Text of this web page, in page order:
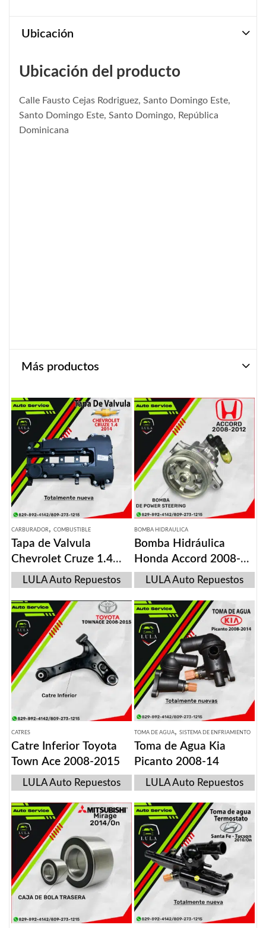
Ubicación
Ubicación del producto
Calle Fausto Cejas Rodriguez, Santo Domingo Este,
Santo Domingo Este, Santo Domingo, República
Dominicana
Más productos
CARBURADOR, COMBUSTIBLE
Tapa de Valvula
Chevrolet Cruze 1.4
2014LULA Auto Repuestos
BOMBA HIDRAULICA
Bomba Hidráulica
Honda Accord 2008-
2012LULA Auto Repuestos
CATRES
Catre Inferior Toyota
Town Ace 2008-2015
LULA Auto Repuestos
TOMA DE AGUA, SISTEMA DE ENFRIAMIENTO
Toma de Agua Kia
Picanto 2008-14
LULA Auto Repuestos